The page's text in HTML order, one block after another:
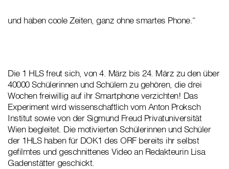
und haben coole Zeiten, ganz ohne smartes Phone.“
Die 1 HLS freut sich, von 4. März bis 24. März zu den über
40000 Schülerinnen und Schülern zu gehören, die drei
Wochen freiwillig auf ihr Smartphone verzichten! Das
Experiment wird wissenschaftlich vom Anton Proksch
Institut sowie von der Sigmund Freud Privatuniversität
Wien begleitet. Die motivierten Schülerinnen und Schüler
der 1HLS haben für DOK1 des ORF bereits ihr selbst
gefilmtes und geschnittenes Video an Redakteurin Lisa
Gadenstätter geschickt.